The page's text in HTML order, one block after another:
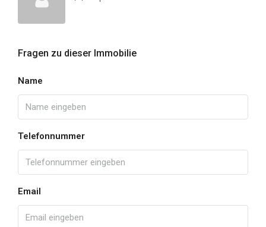
Fragen zu dieser Immobilie
Name
Telefonnummer
Email